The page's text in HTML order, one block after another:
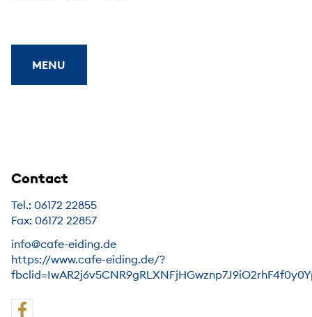
MENU
Contact
Tel.: 06172 22855
Fax: 06172 22857
info@cafe-eiding.de
https://www.cafe-eiding.de/?